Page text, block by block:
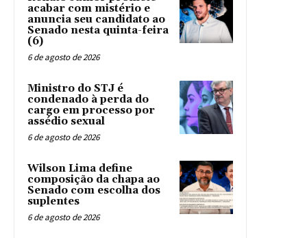
acabar com mistério e
anuncia seu candidato ao
Senado nesta quinta-feira
(6)
6 de agosto de 2026
Ministro do STJ é
condenado à perda do
cargo em processo por
assédio sexual
6 de agosto de 2026
Wilson Lima define
composição da chapa ao
Senado com escolha dos
suplentes
6 de agosto de 2026